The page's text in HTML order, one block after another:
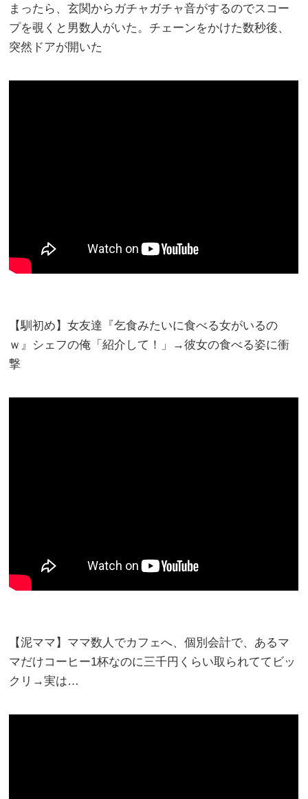
まったら、玄関からガチャガチャ音がするのでスコー
プを覗くと男数人がいた。チェーンをかけた数秒後、
突然ドアが開いた
【馴初め】女友達『乞食みたいに食べる女がいるの
ｗ』シェフの俺「紹介して！」→彼女の食べる姿に衝
撃
【泥ママ】ママ数人でカフェへ、個別会計で、あるマ
マだけコーヒー1杯なのに三千円くらい取られててビッ
クリ→実は…